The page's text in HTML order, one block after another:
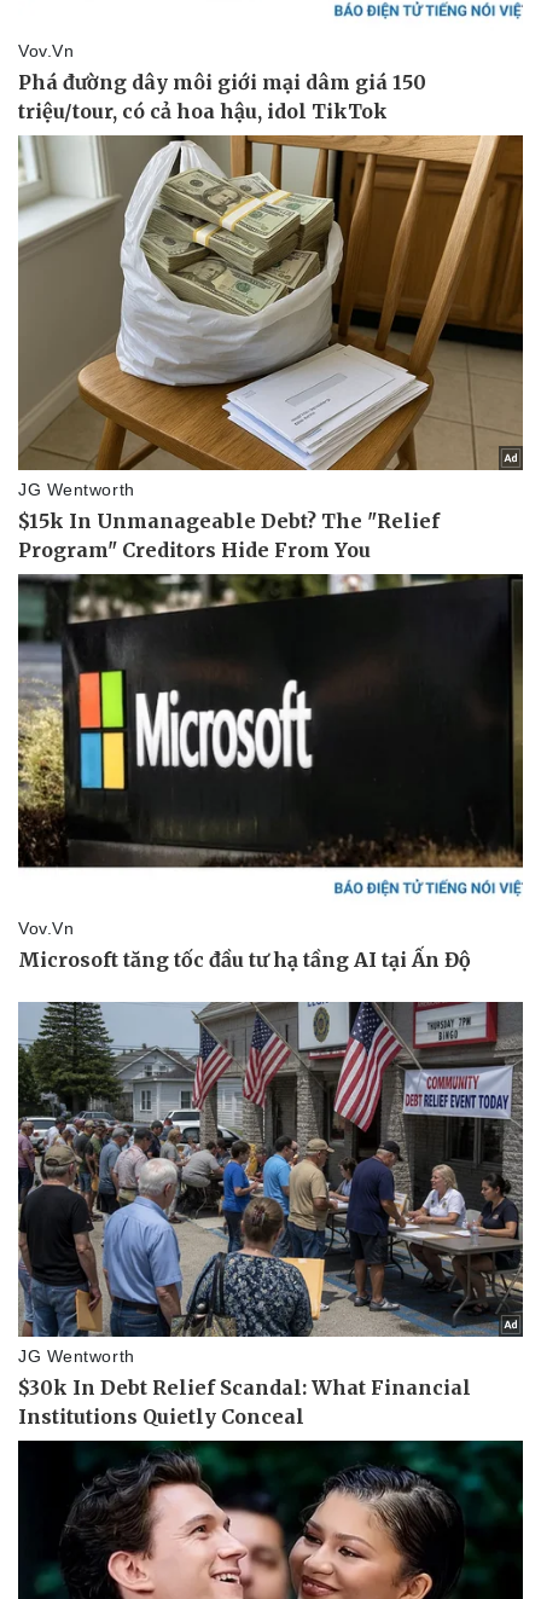
Cây thuốc
Sản phụ khoa
Nam khoa
Làm đẹp - giảm cân
Phòng mạch online
Ăn sạch sống khỏe
Đời sống
Tình yêu - Gia đình